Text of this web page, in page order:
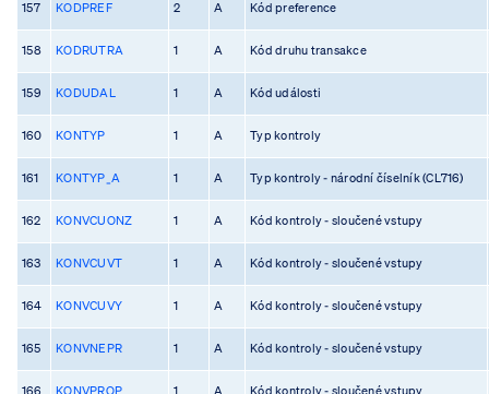
157 KODPREF 2 A Kód preference
158 KODRUTRA 1 A Kód druhu transakce
159 KODUDAL 1 A Kód události
160 KONTYP 1 A Typ kontroly
161 KONTYP_A 1 A Typ kontroly - národní číselník (CL716)
162 KONVCUONZ 1 A Kód kontroly - sloučené vstupy
163 KONVCUVT 1 A Kód kontroly - sloučené vstupy
164 KONVCUVY 1 A Kód kontroly - sloučené vstupy
165 KONVNEPR 1 A Kód kontroly - sloučené vstupy
166 KONVPROP 1 A Kód kontroly - sloučené vstupy